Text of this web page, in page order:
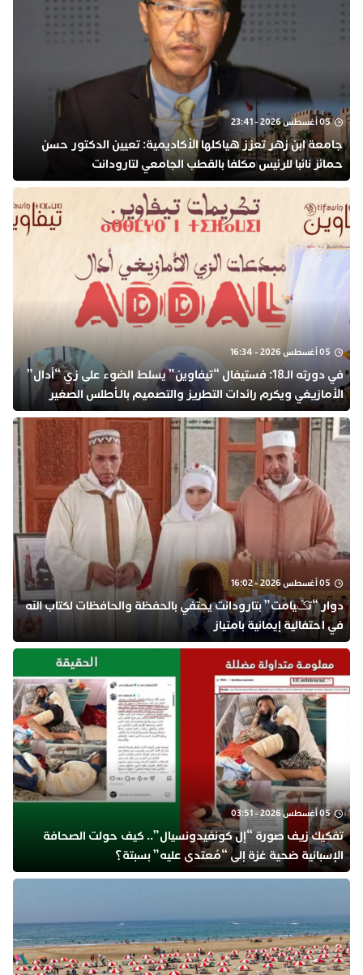
05 أغسطس 2026 - 23:41
جامعة ابن زهر تعزز هياكلها الأكاديمية: تعيين الدكتور حسن
حمائز نائبا للرئيس مكلفا بالقطب الجامعي لتارودانت
05 أغسطس 2026 - 16:34
في دورته الـ18: فستيفال “تيفاوين” يسلط الضوء على زي “أدال”
الأمازيغي ويكرم رائدات التطريز والتصميم بالـأطلس الصغير
05 أغسطس 2026 - 16:02
دوار “تݣيامت” بتارودانت يحتفي بالحفظة والحافظات لكتاب الله
في احتفالية إيمانية بامتياز
05 أغسطس 2026 - 03:51
تفكيك زيف صورة “إل كونفيدونسيال”.. كيف حولت الصحافة
الإسبانية ضحية غزة إلى “مُعتدى عليه” بسبتة؟